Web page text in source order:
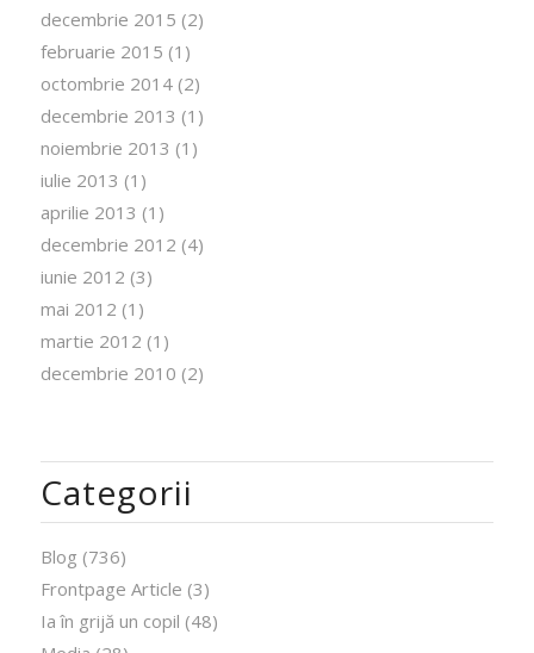
decembrie 2015 (2)
februarie 2015 (1)
octombrie 2014(2)
decembrie 2013 (1)
noiembrie 2013 (1)
iulie 2013 (1)
aprilie 2013 (1)
decembrie 2012 (4)
iunie 2012 (3)
mai 2012 (1)
martie 2012 (1)
decembrie 2010 (2)
Categorii
Blog (736)
Frontpage Article (3)
Ia în grijă un copil (48)